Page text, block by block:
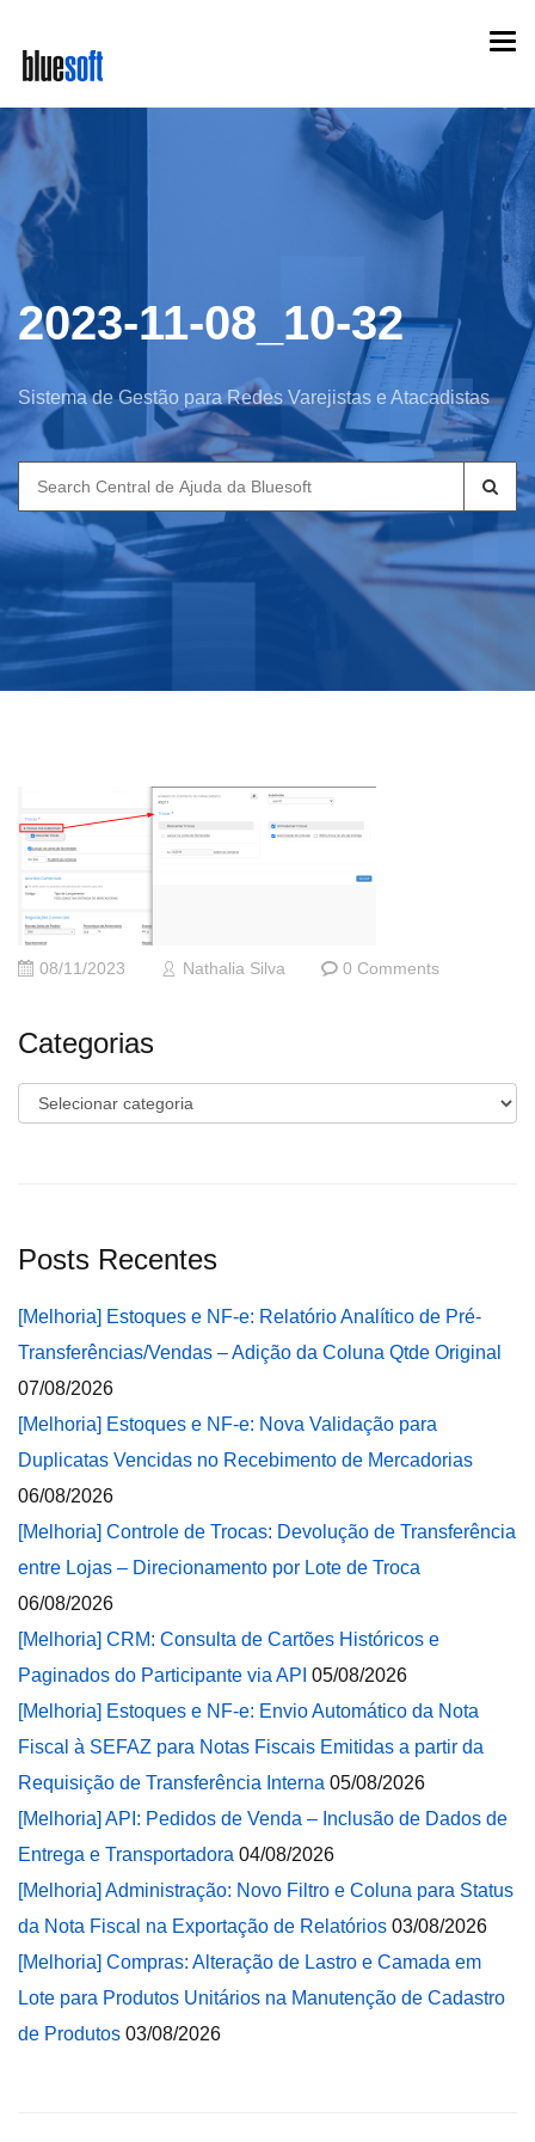
main
content
2023-11-08_10-32
Sistema de Gestão para Redes Varejistas e Atacadistas
Search
for:
08/11/2023 Nathalia Silva 0 Comments
Categorias
Categorias
Posts Recentes
[Melhoria] Estoques e NF-e: Relatório Analítico de Pré-
Transferências/Vendas – Adição da Coluna Qtde Original
07/08/2026
[Melhoria] Estoques e NF-e: Nova Validação para
Duplicatas Vencidas no Recebimento de Mercadorias
06/08/2026
[Melhoria] Controle de Trocas: Devolução de Transferência
entre Lojas – Direcionamento por Lote de Troca
06/08/2026
[Melhoria] CRM: Consulta de Cartões Históricos e
Paginados do Participante via API 05/08/2026
[Melhoria] Estoques e NF-e: Envio Automático da Nota
Fiscal à SEFAZ para Notas Fiscais Emitidas a partir da
Requisição de Transferência Interna 05/08/2026
[Melhoria] API: Pedidos de Venda – Inclusão de Dados de
Entrega e Transportadora 04/08/2026
[Melhoria] Administração: Novo Filtro e Coluna para Status
da Nota Fiscal na Exportação de Relatórios 03/08/2026
[Melhoria] Compras: Alteração de Lastro e Camada em
Lote para Produtos Unitários na Manutenção de Cadastro
de Produtos 03/08/2026